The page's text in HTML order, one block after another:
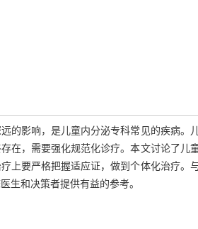
的影响，是儿童内分泌专科常见的疾病。
在，需要强化规范化诊疗。本文讨论了
上要严格把握适应证，做到个体化治疗
生和决策者提供有益的参考。